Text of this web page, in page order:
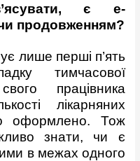
є е-
продовженням?
лише перші п’ять
тимчасової
працівника
лікарняних
оформлено. Тож
знати, чи є
в межах одного